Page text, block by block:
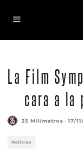
La Film
cara a la
35 Milímetros · 17/
Noticias